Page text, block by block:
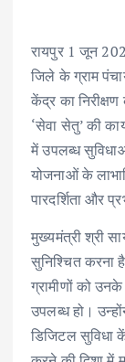
b
o
o
k
te
r
रायपुर 1 जून
जिले के ग्राम
केंद्र का
‘सेवा सेतु’ की
में उपलब्ध
योजनाओं के
पारदर्शिता और
मुख्यमंत्री श्री
सुनिश्चित करना
ग्रामीणों को
उपलब्ध हो।
डिजिटल सुविधा